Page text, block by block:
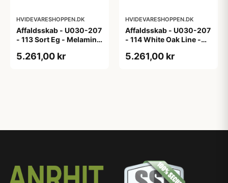
HVIDEVARESHOPPEN.DK
Affaldsskab - U030-207
- 113 Sort Eg - Melamin,
5.261,00 kr
HVIDEVARESHOPPEN.DK
Affaldsskab - U030-207
- 114 White Oak Line -
5.261,00 kr